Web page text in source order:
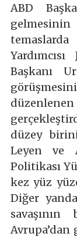
ABD
Başkanı
düzey
Leyen ve
Politikası
kez yüz
Diğer
savaşının